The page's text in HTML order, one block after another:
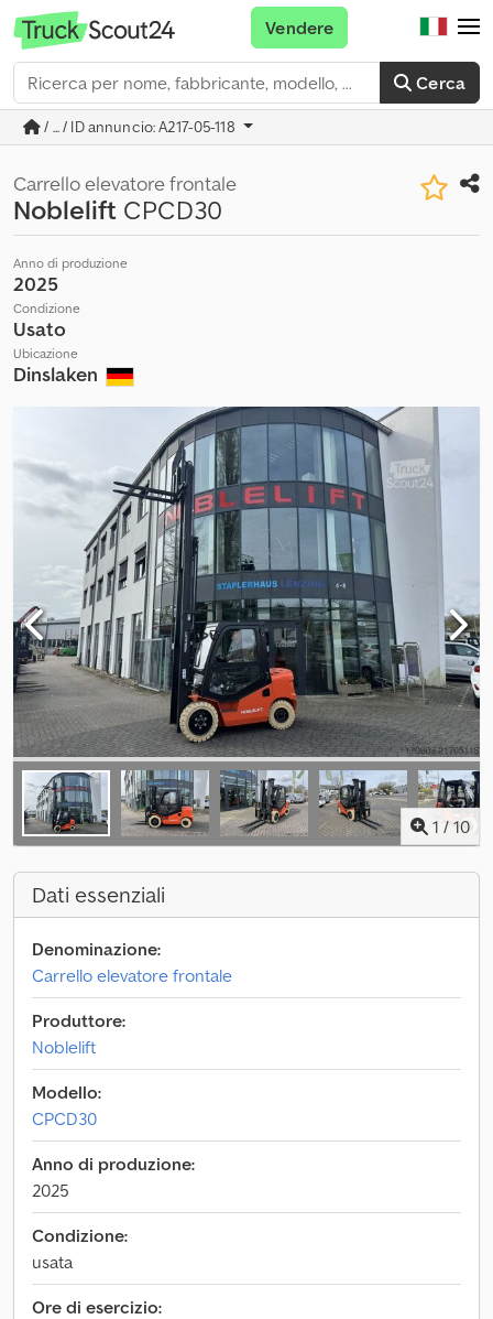
Cerca
Vendere
/ ... / ID annuncio: A217-05-118
Carrello elevatore frontale
Noblelift CPCD30
Anno di produzione
2025
Condizione
Usato
Ubicazione
Dinslaken
1 / 10
Dati essenziali
Denominazione:
Carrello elevatore frontale
Produttore:
Noblelift
Modello:
CPCD30
Anno di produzione:
2025
Condizione:
usata
Ore di esercizio: